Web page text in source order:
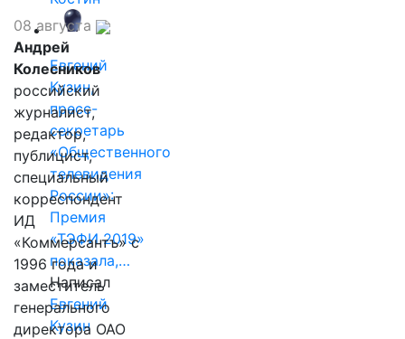
Евгений
Кузин,
пресс-
секретарь
«Общественного
телевидения
России»:
Премия
«ТЭФИ 2019»
показала,…
Написал
Евгений
Кузин
08 августа
Андрей
Колесников
российский
журналист,
редактор,
публицист,
специальный
корреспондент
ИД
«Коммерсантъ» с
1996 года и
заместитель
генерального
директора ОАО